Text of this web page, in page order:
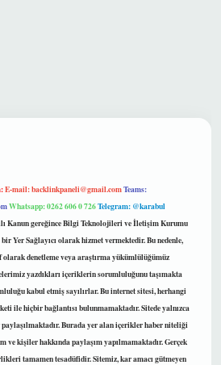
E-mail:backlinkpaneli@gmail.comTeams:
Whatsapp: 0262 606 0 726Telegram: @karabul
Kanun gereğince Bilgi Teknolojileri ve İletişim Kurumu
Yer Sağlayıcı olarak hizmet vermektedir. Bu nedenle,
denetleme veya araştırma yükümlülüğümüz
yazdıkları içeriklerin sorumluluğunu taşımakta
kabul etmiş sayılırlar. Bu internet sitesi, herhangi
ile hiçbir bağlantısı bulunmamaktadır. Sitede yalnızca
paylaşılmaktadır. Burada yer alan içerikler haber niteliği
ve kişiler hakkında paylaşım yapılmamaktadır. Gerçek
tamamen tesadüfidir. Sitemiz, kar amacı gütmeyen